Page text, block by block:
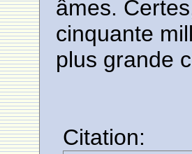
âmes.
cinquante
plus grande
Citation: